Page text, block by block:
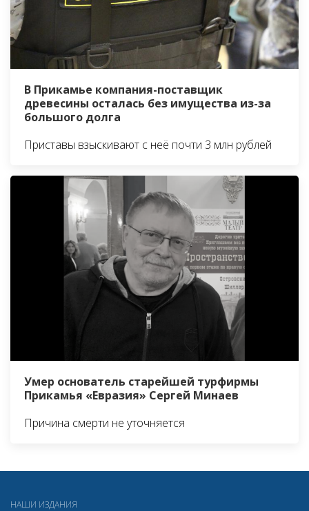
В Прикамье компания-поставщик
древесины осталась без имущества из-за
большого долга
Приставы взыскивают с неё почти 3 млн рублей
Умер основатель старейшей турфирмы
Прикамья «Евразия» Сергей Минаев
Причина смерти не уточняется
НАШИ ИЗДАНИЯ